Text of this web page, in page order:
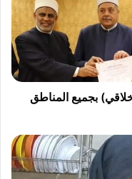
بجميع المناطق